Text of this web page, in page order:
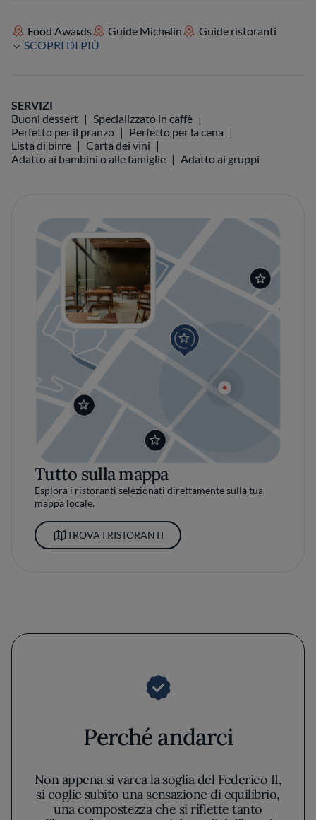
Food Awards Guide Michelin
Guide ristoranti
SCOPRI DI PIÙ
SERVIZI
Buoni dessert
Specializzato in caffè
Perfetto per il pranzo
Perfetto per la cena
Lista di birre
Carta dei vini
Adatto ai bambini o alle famiglie
Adatto ai gruppi
Tutto sulla mappa
Esplora i ristoranti selezionati direttamente sulla tua
mappa locale.
TROVA I RISTORANTI
Perché andarci
Non appena si varca la soglia del Federico II,
si coglie subito una sensazione di equilibrio,
una compostezza che si riflette tanto